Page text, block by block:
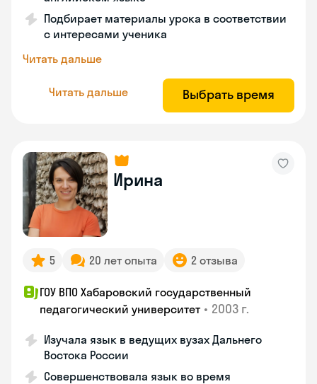
Подбирает материалы урока в соответствии
с интересами ученика
Читать дальше
Читать дальше Выбрать время
Ирина
5 20 лет опыта 2 отзыва
ГОУ ВПО Хабаровский государственный
педагогический университет • 2003 г.
Изучала язык в ведущих вузах Дальнего
Востока России
Совершенствовала язык во время